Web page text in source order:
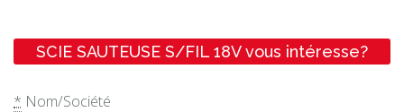
SCIE SAUTEUSE S/FIL 18V vous intéresse?
* Nom/Société